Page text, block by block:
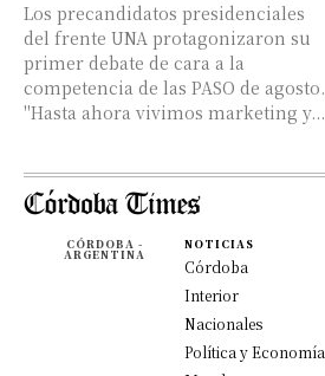
Los precandidatos presidenciales
del frente UNA protagonizaron su
primer debate de cara a la
competencia de las PASO de agosto.
"Hasta ahora vivimos marketing y...
CÓRDOBA -
ARGENTINA
NOTICIAS
Córdoba
Interior
Nacionales
Política y Economía